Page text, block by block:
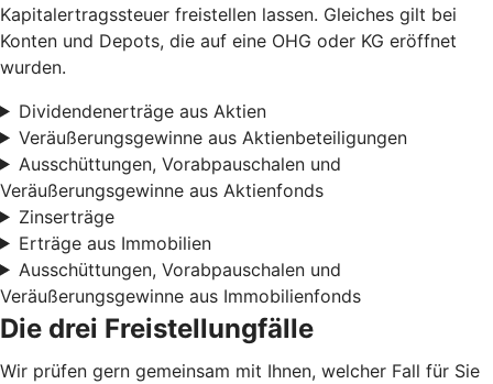
Kapitalertragssteuer freistellen lassen. Gleiches gilt bei
Konten und Depots, die auf eine OHG oder KG eröffnet
wurden.
Dividendenerträge aus Aktien
Veräußerungsgewinne aus Aktienbeteiligungen
Ausschüttungen, Vorabpauschalen und
Veräußerungsgewinne aus Aktienfonds
Zinserträge
Erträge aus Immobilien
Ausschüttungen, Vorabpauschalen und
Veräußerungsgewinne aus Immobilienfonds
Die drei Freistellungfälle
Wir prüfen gern gemeinsam mit Ihnen, welcher Fall für Sie